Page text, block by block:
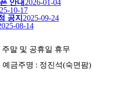
안내 2026-01-04
10-17
공지 2025-09-24
08-14
주말 및 공휴일 휴무
예금주명 : 정진석(숙면팜)